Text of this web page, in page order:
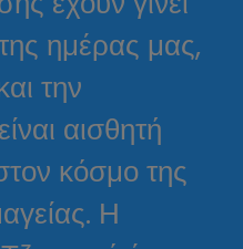
ημέρας μας,
την
αισθητή
κόσμο της
Η